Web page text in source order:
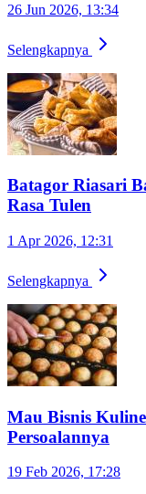
26 Jun 2026, 13:34
Selengkapnya
Batagor Riasari
Rasa Tulen
1 Apr 2026, 12:31
Selengkapnya
Mau Bisnis
Persoalannya
19 Feb 2026, 17:28